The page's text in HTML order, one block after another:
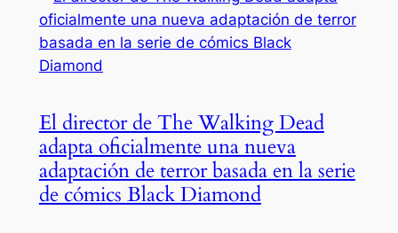
El director de The Walking Dead
adapta oficialmente una nueva
adaptación de terror basada en la serie
de cómics Black Diamond